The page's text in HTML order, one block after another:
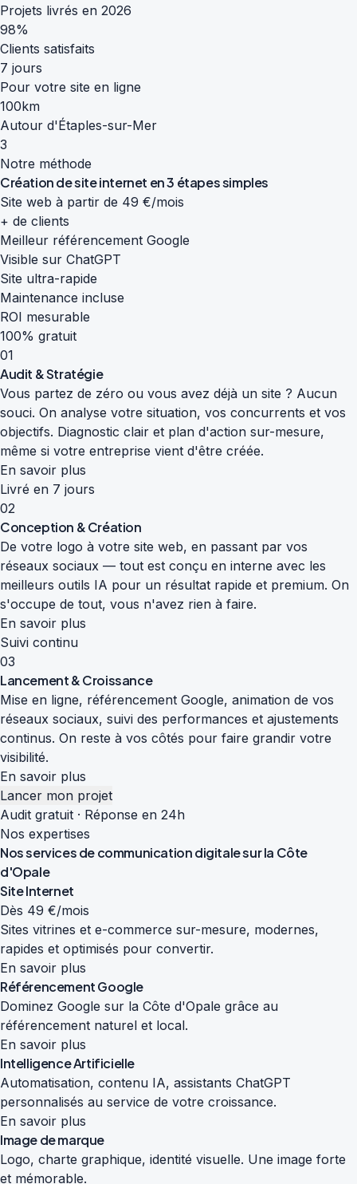
Projets livrés en 2026
98%
Clients satisfaits
7 jours
Pour votre site en ligne
100km
Autour d'Étaples-sur-Mer
3
Notre méthode
Création de site internet en3 étapes simples
Site web à partir de 49 €/mois
+ de clients
Meilleur référencement Google
Visible sur ChatGPT
Site ultra-rapide
Maintenance incluse
ROI mesurable
100% gratuit
01
Audit & Stratégie
Vous partez de zéro ou vous avez déjà un site ? Aucun
souci. On analyse votre situation, vos concurrents et vos
objectifs. Diagnostic clair et plan d'action sur-mesure,
même si votre entreprise vient d'être créée.
En savoir plus
Livré en 7 jours
02
Conception & Création
De votre logo à votre site web, en passant par vos
réseaux sociaux — tout est conçu en interne avec les
meilleurs outils IA pour un résultat rapide et premium. On
s'occupe de tout, vous n'avez rien à faire.
En savoir plus
Suivi continu
03
Lancement & Croissance
Mise en ligne, référencement Google, animation de vos
réseaux sociaux, suivi des performances et ajustements
continus. On reste à vos côtés pour faire grandir votre
visibilité.
En savoir plus
Lancer mon projet
Audit gratuit · Réponse en 24h
Nos expertises
Nos services decommunication digitalesur la Côte
d'Opale
Site Internet
Dès 49 €/mois
Sites vitrines et e-commerce sur-mesure, modernes,
rapides et optimisés pour convertir.
En savoir plus
Référencement Google
Dominez Google sur la Côte d'Opale grâce au
référencement naturel et local.
En savoir plus
Intelligence Artificielle
Automatisation, contenu IA, assistants ChatGPT
personnalisés au service de votre croissance.
En savoir plus
Image de marque
Logo, charte graphique, identité visuelle. Une image forte
et mémorable.